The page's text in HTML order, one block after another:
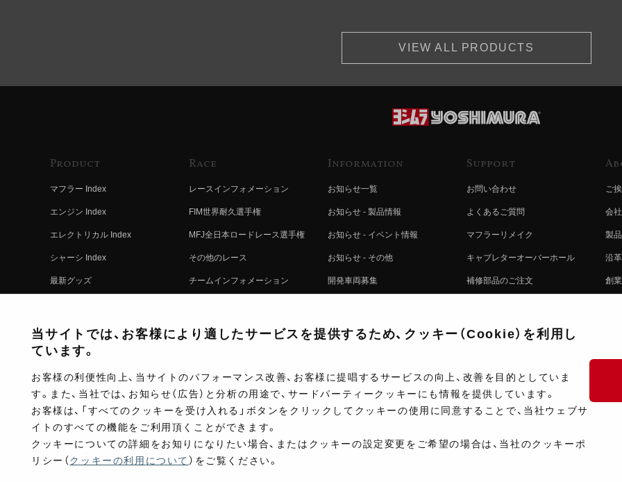
VIEW ALL PRODUCTS
Product
マフラー Index
エンジン Index
エレクトリカル Index
シャーシ Index
最新グッズ
コンプリート
Race
レースインフォメーション
FIM世界耐久選手権
MFJ全日本ロードレース選手権
その他のレース
チームインフォメーション
レースムービー
Information
お知らせ一覧
お知らせ - 製品情報
お知らせ - イベント情報
お知らせ - その他
開発車両募集
注文方法
Support
お問い合わせ
よくあるご質問
マフラーリメイク
キャブレターオーバーホール
補修部品のご注文
製品に関する重要なお知らせ
ポイントについて
ショップ情報
製品マニュアル検索
ご
会
製
沿革
創
当サイトでは、お客様により適したサービスを提供するため、クッキー（Cookie）を利用し
ています。
お客様の利便性向上、当サイトのパフォーマンス改善、お客様に提唱するサービスの向上、改善を目的としていま
す。また、当社では、お知らせ（広告）と分析の用途で、サードパーティークッキーにも情報を提供しています。
お客様は、「すべてのクッキーを受け入れる」ボタンをクリックしてクッキーの使用に同意することで、当社ウェブサ
イトのすべての機能をご利用頂くことができます。
クッキーについての詳細をお知りになりたい場合、またはクッキーの設定変更をご希望の場合は、当社のクッキーポ
リシー（クッキーの利用について ）をご覧ください。